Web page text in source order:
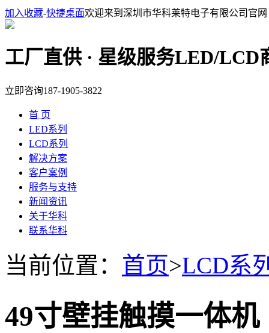
加入收藏-快捷桌面欢迎来到深圳市华科莱特电子有限公司官网
工厂直供 · 星级服务LED/LCD
立即咨询187-1905-3822
首 页
LED系列
LCD系列
解决方案
客户案例
服务与支持
新闻资讯
关于华科
联系华科
当前位置： 首页>LCD系
49寸壁挂触摸一体机